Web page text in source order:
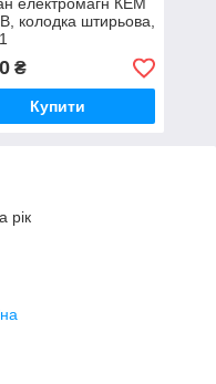
електромагн КЕМ
колодка штирьова,
₴
Купити
рік